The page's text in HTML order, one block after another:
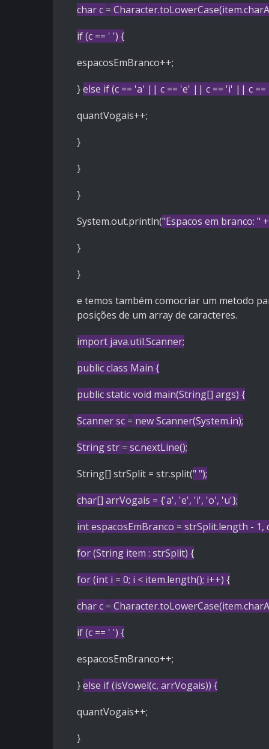
charc =
if(c == ' ') {
espacosEmBranco++;
}else if(c == 'a' || c == 'e' || c == 'i' || c ==
quantVogais++;
}
}
}
System.out.println("Espacos em branco: "
}
}
e temos também comocriar um metodo
posições de um array de caracteres.
import java.util.Scanner;
publicclass Main {
publicstaticvoid main(String[] args) {
Scannersc = newScanner(System.in);
Stringstr = sc.nextLine();
String[] strSplit = str.split(" ");
char[] arrVogais = {'a', 'e', 'i', 'o', 'u'};
intespacosEmBranco = strSplit.length - 1,
for(String item : strSplit) {
for(int i = 0; i < item.length(); i++) {
charc =
if(c == ' ') {
espacosEmBranco++;
}else if(isVowel(c, arrVogais)) {
quantVogais++;
}